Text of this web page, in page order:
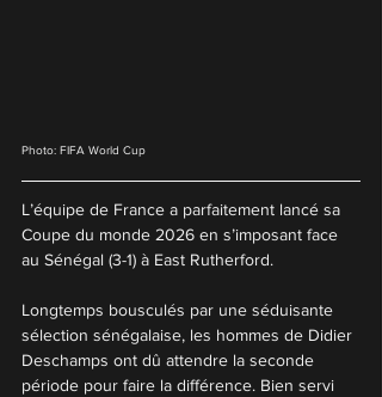
Photo: FIFA World Cup
L’équipe de France a parfaitement lancé sa
Coupe du monde 2026 en s’imposant face
au Sénégal (3-1) à East Rutherford.
Longtemps bousculés par une séduisante
sélection sénégalaise, les hommes de Didier
Deschamps ont dû attendre la seconde
période pour faire la différence. Bien servi